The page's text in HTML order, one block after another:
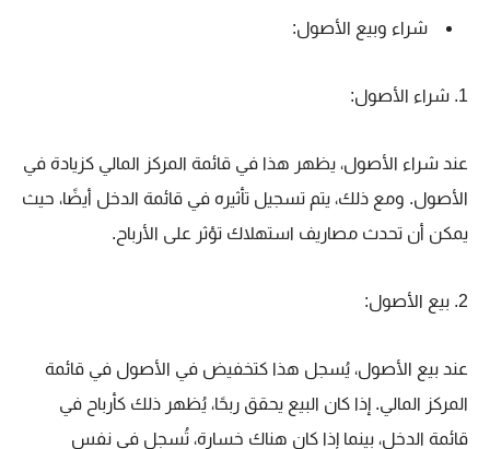
شراء وبيع الأصول:
1. شراء الأصول:
عند شراء الأصول، يظهر هذا في قائمة المركز المالي كزيادة في
الأصول. ومع ذلك، يتم تسجيل تأثيره في قائمة الدخل أيضًا، حيث
يمكن أن تحدث مصاريف استهلاك تؤثر على الأرباح.
2. بيع الأصول:
عند بيع الأصول، يُسجل هذا كتخفيض في الأصول في قائمة
المركز المالي. إذا كان البيع يحقق ربحًا، يُظهر ذلك كأرباح في
قائمة الدخل، بينما إذا كان هناك خسارة، تُسجل في نفس